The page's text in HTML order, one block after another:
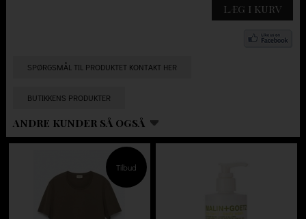
LÆG I KURV
SPØRGSMÅL TIL PRODUKTET KONTAKT HER
BUTIKKENS PRODUKTER
ANDRE KUNDER SÅ OGSÅ
Tilbud